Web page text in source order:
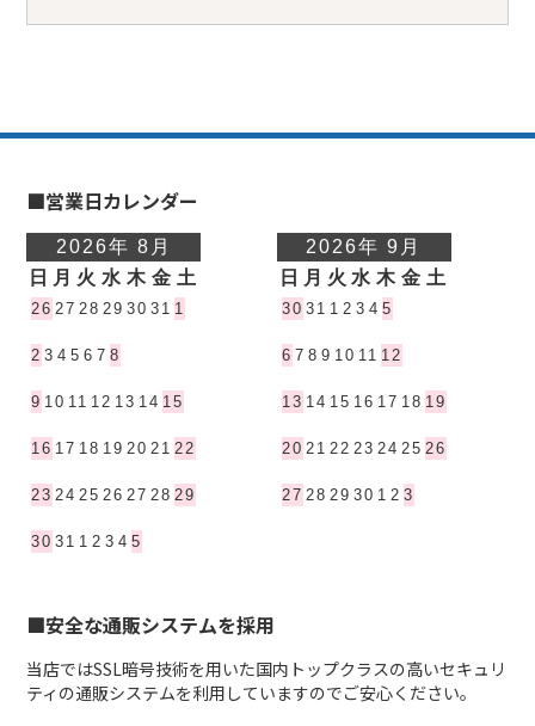
■営業日カレンダー
■安全な通販システムを採用
当店ではSSL暗号技術を用いた国内トップクラスの高いセキュリ
ティの通販システムを利用していますのでご安心ください。